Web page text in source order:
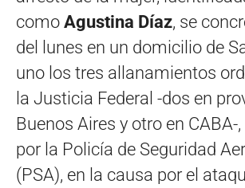
como Agustina Díaz, se
del lunes en un domicilio de
uno los tres allanamientos
la Justicia Federal -dos en
Buenos Aires y otro en CABA-
por la Policía de Seguridad
(PSA), en la causa por el